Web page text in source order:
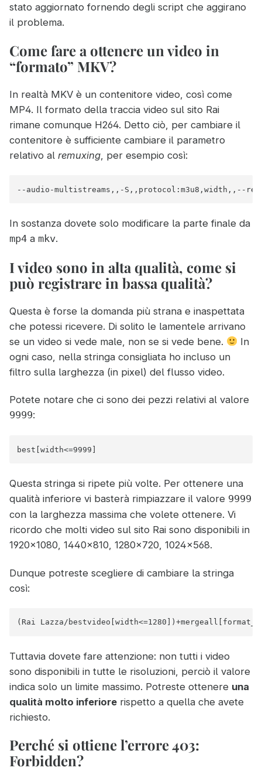
stato aggiornato fornendo degli script che aggirano
il problema.
Come fare a ottenere un video in
“formato” MKV?
In realtà MKV è un contenitore video, così come
MP4. Il formato della traccia video sul sito Rai
rimane comunque H264. Detto ciò, per cambiare il
contenitore è sufficiente cambiare il parametro
relativo al remuxing , per esempio così:
--audio-multistreams,,-S,,protocol:m3u8,width,,--
In sostanza dovete solo modificare la parte finale da
mp4 a mkv.
I video sono in alta qualità, come si
può registrare in bassa qualità?
Questa è forse la domanda più strana e inaspettata
che potessi ricevere. Di solito le lamentele arrivano
se un video si vede male, non se si vede bene.
In
ogni caso, nella stringa consigliata ho incluso un
filtro sulla larghezza (in pixel) del flusso video.
Potete notare che ci sono dei pezzi relativi al valore
9999:
best[width<=9999]
Questa stringa si ripete più volte. Per ottenere una
qualità inferiore vi basterà rimpiazzare il valore 9999
con la larghezza massima che volete ottenere. Vi
ricordo che molti video sul sito Rai sono disponibili in
1920×1080, 1440×810, 1280×720, 1024×568.
Dunque potreste scegliere di cambiare la stringa
così:
(Rai Lazza/
Tuttavia dovete fare attenzione: non tutti i video
sono disponibili in tutte le risoluzioni, perciò il valore
indica solo un limite massimo. Potreste ottenere una
qualità molto inferiore rispetto a quella che avete
richiesto.
Perché si ottiene l’errore 403:
Forbidden?